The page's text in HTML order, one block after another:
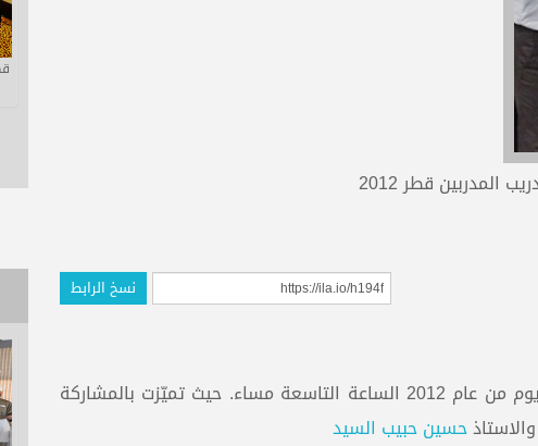
المدربين قطر 2012
نسخ الرابط
التاسعة والعشرين في آخر يوم من عام 2012 الساعة التاسعة مساء. حيث تميّزت بالمشاركة
حسين حبيب السيد